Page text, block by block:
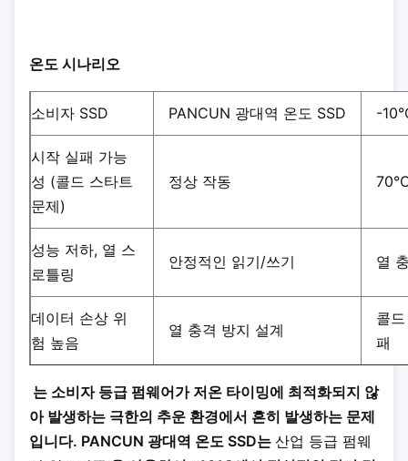
온도 시나리오
소비자 SSD PANCUN 광대역 온도 SSD -
시작 실패 가능
성 (콜드 스타트
문제)
정상 작동
성능 저하, 열 스
로틀링
안정적인 읽기/쓰기 열
데이터 손상 위
험 높음
열 충격 방지 설계
콜
패
는 소비자 등급 펌웨어가 저온 타이밍에 최적화되지 않
아 발생하는 극한의 추운 환경에서 흔히 발생하는 문제
입니다. PANCUN 광대역 온도 SSD는 산업 등급 펌웨